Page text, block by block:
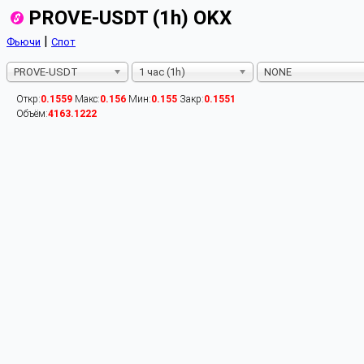
PROVE-USDT (1h) OKX
Фьючи | Спот
PROVE-USDT 1 час (1h) NONE
Откр:0.1559 Макс:0.156 Мин:0.155 Закр:0.1551
Объём:4163.1222